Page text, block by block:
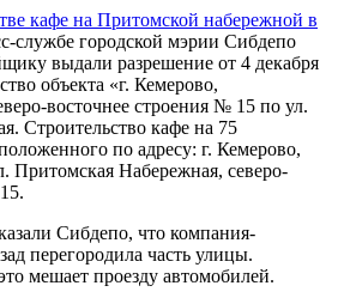
кафе на Притомской набережной в
службе городской мэрии Сибдепо
выдали разрешение от 4 декабря
объекта «г. Кемерово,
восточнее строения № 15 по ул.
Строительство кафе на 75
по адресу: г. Кемерово,
Притомская Набережная, северо-
Сибдепо, что компания-
перегородила часть улицы.
мешает проезду автомобилей.